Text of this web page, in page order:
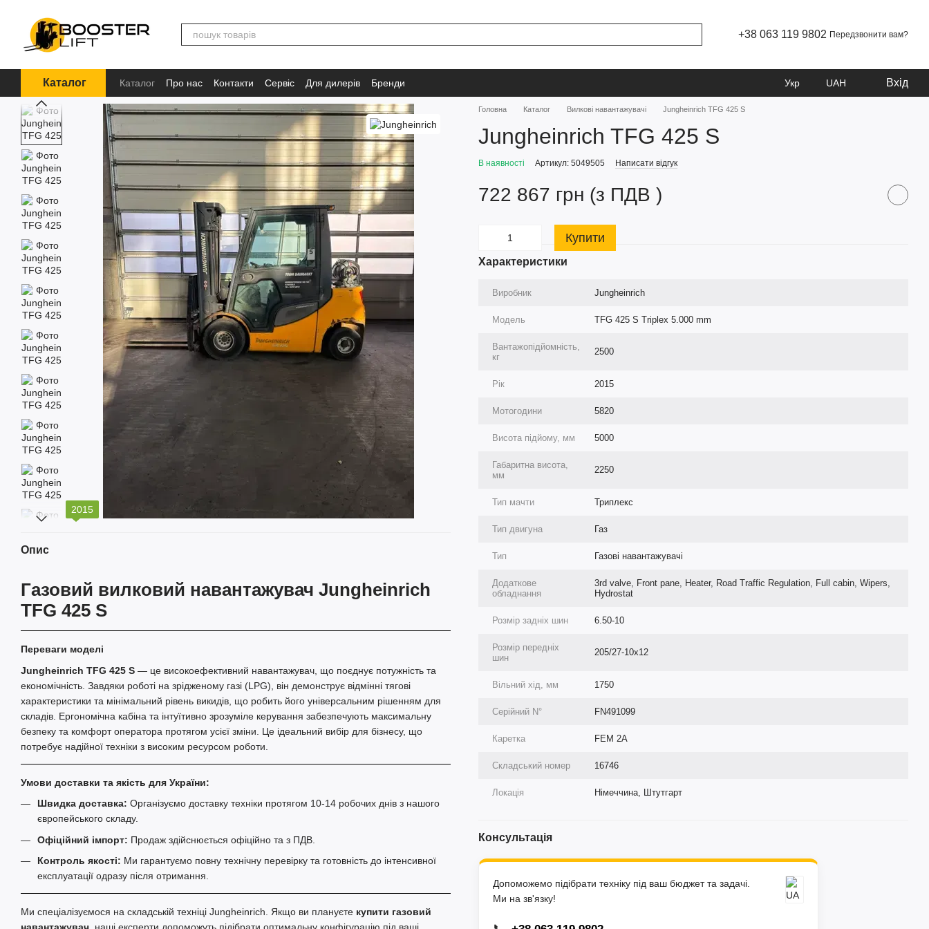
+38 063 119 9802 Передзвонити вам?
Каталог Каталог Про нас Контакти Сервіс Для дилерів
Бренди
Інформація
Укр UAH Вхід
2015
Опис
Газовий вилковий навантажувач Jungheinrich
TFG 425 S
Переваги моделі
Jungheinrich TFG 425 S — це високоефективний навантажувач, що поєднує потужність та
економічність. Завдяки роботі на зрідженому газі (LPG), він демонструє відмінні тягові
характеристики та мінімальний рівень викидів, що робить його універсальним рішенням для
складів. Ергономічна кабіна та інтуїтивно зрозуміле керування забезпечують максимальну
безпеку та комфорт оператора протягом усієї зміни. Це ідеальний вибір для бізнесу, що
потребує надійної техніки з високим ресурсом роботи.
Умови доставки та якість для України:
Швидка доставка: Організуємо доставку техніки протягом 10-14 робочих днів з нашого
європейського складу.
Офіційний імпорт: Продаж здійснюється офіційно та з ПДВ.
Контроль якості: Ми гарантуємо повну технічну перевірку та готовність до інтенсивної
експлуатації одразу після отримання.
Ми спеціалізуємося на складській техніці Jungheinrich. Якщо ви плануєте купити газовий
Головна Каталог Вилкові навантажувачі Jungheinrich TFG 425 S
Jungheinrich TFG 425 S
В наявності Артикул: 5049505 Написати відгук
722 867 грн (з ПДВ )
Купити
Характеристики
Виробник Jungheinrich
Модель TFG 425 S Triplex 5.000 mm
Вантажопідйомність,
кг
2500
Рік 2015
Мотогодини 5820
Висота підйому, мм 5000
Габаритна висота,
мм
2250
Тип мачти Триплекс
Тип двигуна Газ
Тип Газові навантажувачі
Додаткове
обладнання
3rd valve, Front pane, Heater, Road Traffic Regulation, Full cabin, Wipers,
Hydrostat
Розмір задніх шин 6.50-10
Розмір передніх
шин
205/27-10x12
Вільний хід, мм 1750
Серійний N° FN491099
Каретка FEM 2A
Складський номер 16746
Локація Німеччина, Штутгарт
Консультація
Допоможемо підібрати техніку під ваш бюджет та задачі.
Ми на зв'язку!